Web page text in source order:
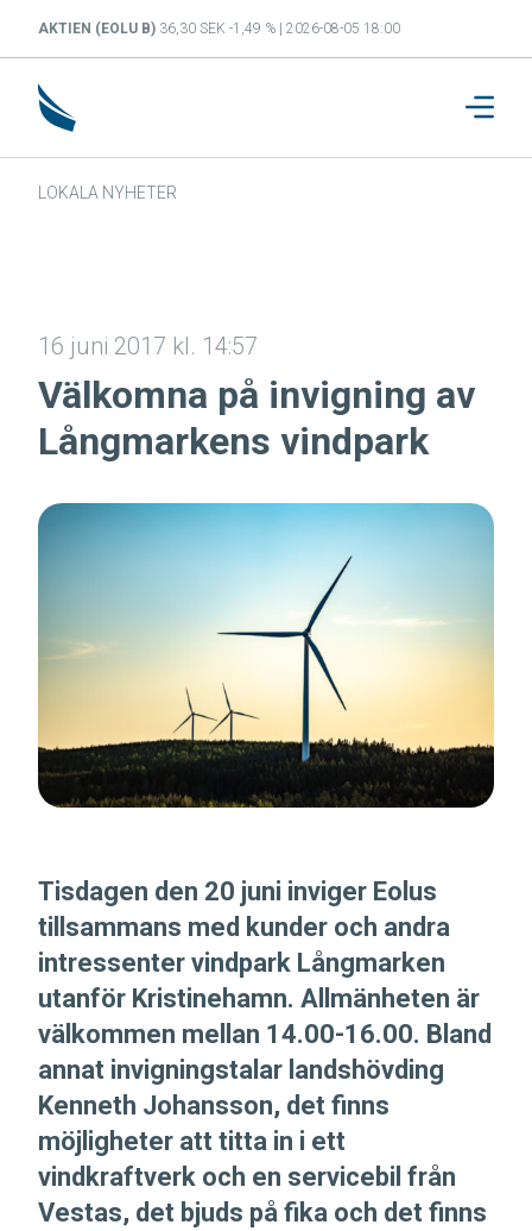
AKTIEN (EOLU B) 36,30 SEK -1,49 % | 2026-08-05 18:00
LOKALA NYHETER
16 juni 2017 kl. 14:57
Välkomna på invigning av
Långmarkens vindpark
Tisdagen den 20 juni inviger Eolus
tillsammans med kunder och andra
intressenter vindpark Långmarken
utanför Kristinehamn. Allmänheten är
välkommen mellan 14.00-16.00. Bland
annat invigningstalar landshövding
Kenneth Johansson, det finns
möjligheter att titta in i ett
vindkraftverk och en servicebil från
Vestas, det bjuds på fika och det finns